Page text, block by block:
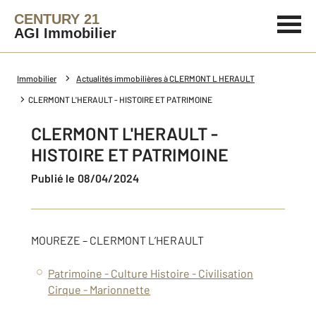
CENTURY 21
AGI Immobilier
Immobilier Actualités immobilières à CLERMONT L HERAULT
CLERMONT L'HERAULT - HISTOIRE ET PATRIMOINE
CLERMONT L'HERAULT -
HISTOIRE ET PATRIMOINE
Publié le 08/04/2024
MOUREZE – CLERMONT L’HERAULT
Patrimoine - Culture Histoire - Civilisation
Cirque - Marionnette